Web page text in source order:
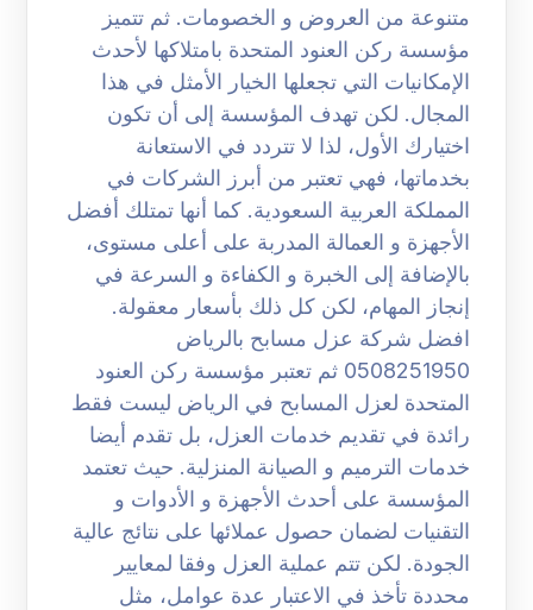
متنوعة من العروض و الخصومات. ثم تتميز
مؤسسة ركن العنود المتحدة بامتلاكها لأحدث
الإمكانيات التي تجعلها الخيار الأمثل في هذا
المجال. لكن تهدف المؤسسة إلى أن تكون
اختيارك الأول، لذا لا تتردد في الاستعانة
بخدماتها، فهي تعتبر من أبرز الشركات في
المملكة العربية السعودية. كما أنها تمتلك أفضل
الأجهزة و العمالة المدربة على أعلى مستوى،
بالإضافة إلى الخبرة و الكفاءة و السرعة في
إنجاز المهام، لكن كل ذلك بأسعار معقولة.
افضل شركة عزل مسابح بالرياض
0508251950 ثم تعتبر مؤسسة ركن العنود
المتحدة لعزل المسابح في الرياض ليست فقط
رائدة في تقديم خدمات العزل، بل تقدم أيضا
خدمات الترميم و الصيانة المنزلية. حيث تعتمد
المؤسسة على أحدث الأجهزة و الأدوات و
التقنيات لضمان حصول عملائها على نتائج عالية
الجودة. لكن تتم عملية العزل وفقا لمعايير
محددة تأخذ في الاعتبار عدة عوامل، مثل